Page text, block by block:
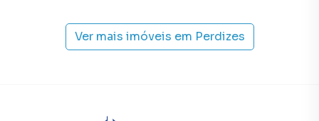
Ver mais imóveis em Perdizes